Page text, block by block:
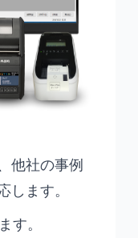
他社の事例
します。
す。